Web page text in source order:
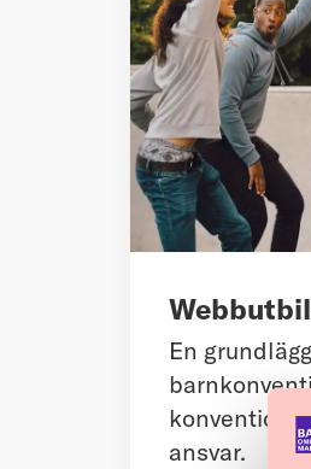
En
ansvar.